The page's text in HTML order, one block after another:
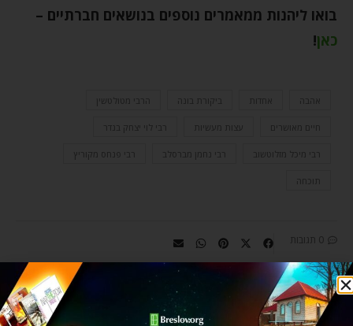
בואו ליהנות ממאמרים נוספים בנושאים חברתיים –
כאן!
אחדות ביקורת בונה הרבי מטולטשין
חיים מאושרים עצות מעשיות רבי לוי יצחק בנדר
רבי מיכל מזלוטשוב רבי נחמן מברסלב רבי פנחס מקוריץ
תוכחה
0 תגובות
YEHUDIS GOLSHEVSKY